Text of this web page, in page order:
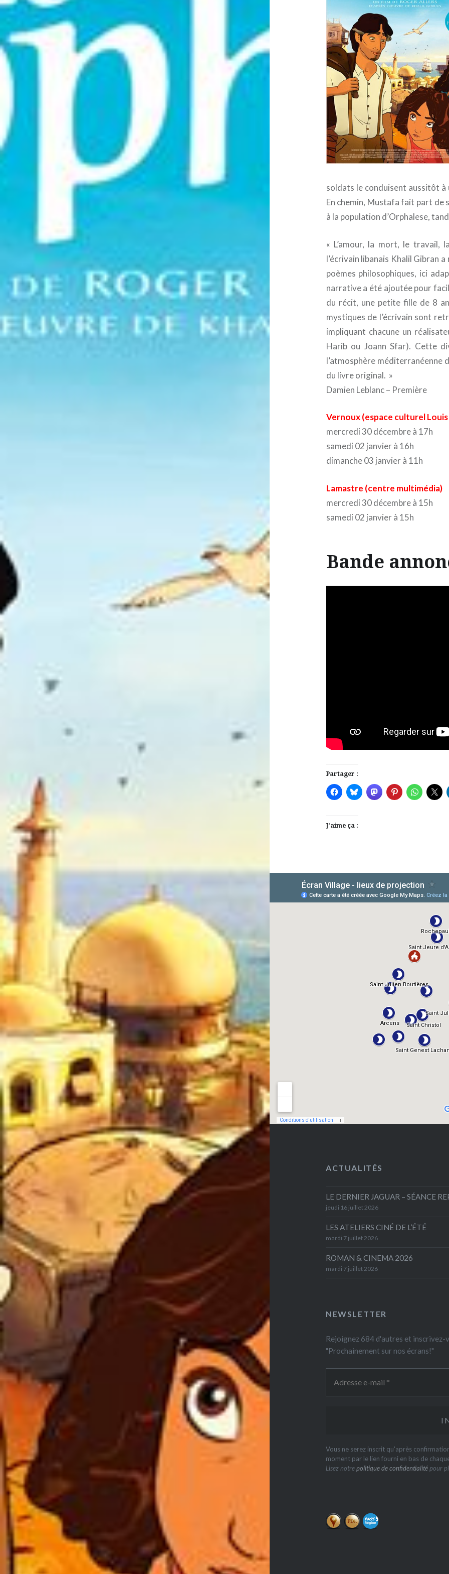
soldats le conduisent aussitôt
En chemin, Mustafa fait part de
à la population d’Orphalese,
« L’amour, la mort, le travail,
l’écrivain libanais Khalil Gibran
poèmes philosophiques, ici
narrative a été ajoutée pour
du récit, une petite fille de 8
mystiques de l’écrivain sont
impliquant chacune un
Harib ou Joann Sfar). Cette
l’atmosphère
du livre original. »
Damien Leblanc – Première
Vernoux (espace culturel
mercredi 30 décembre à 17h
samedi 02 janvier à 16h
dimanche 03 janvier à 11h
Lamastre (centre multimédia)
mercredi 30 décembre à 15h
samedi 02 janvier à 15h
Bande
Partager :
J’aime ça :
ACTUALITÉS
LE DERNIER JAGUAR – SÉANCE
jeudi 16 juillet 2026
LES ATELIERS CINÉ DE L’ÉTÉ
mardi 7 juillet 2026
ROMAN & CINEMA 2026
mardi 7 juillet 2026
NEWSLETTER
Rejoignez 684 d'autres et
"Prochainement sur nos écrans!"
Vous ne serez inscrit qu'après
moment par le lien fourni en bas de
Lisez notrepolitique de confidentialitépour